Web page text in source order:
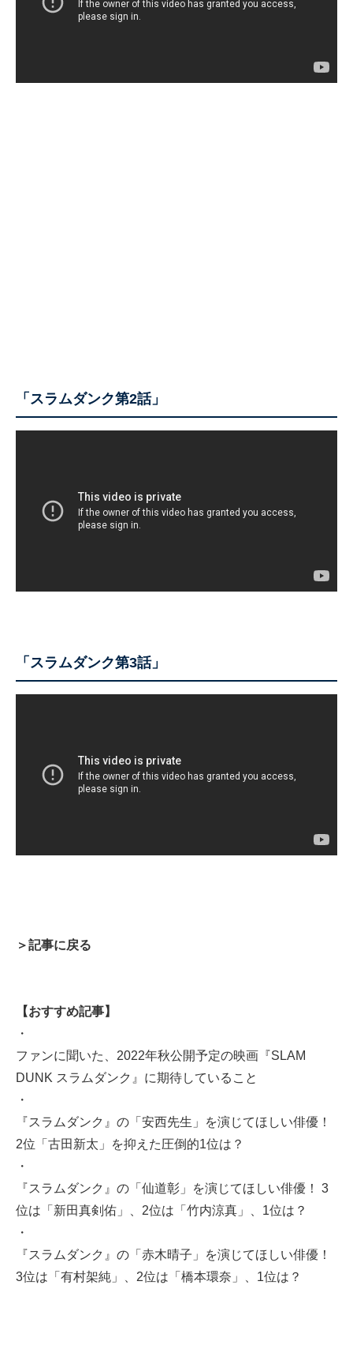
「スラムダンク第2話」
「スラムダンク第3話」
＞記事に戻る
【おすすめ記事】
・
ファンに聞いた、2022年秋公開予定の映画『SLAM
DUNK スラムダンク』に期待していること
・
『スラムダンク』の「安西先生」を演じてほしい俳優！
2位「古田新太」を抑えた圧倒的1位は？
・
『スラムダンク』の「仙道彰」を演じてほしい俳優！ 3
位は「新田真剣佑」、2位は「竹内涼真」、1位は？
・
『スラムダンク』の「赤木晴子」を演じてほしい俳優！
3位は「有村架純」、2位は「橋本環奈」、1位は？